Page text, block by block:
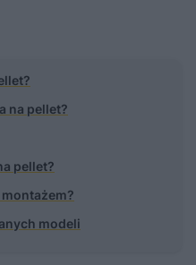
na pellet?
pellet?
modeli